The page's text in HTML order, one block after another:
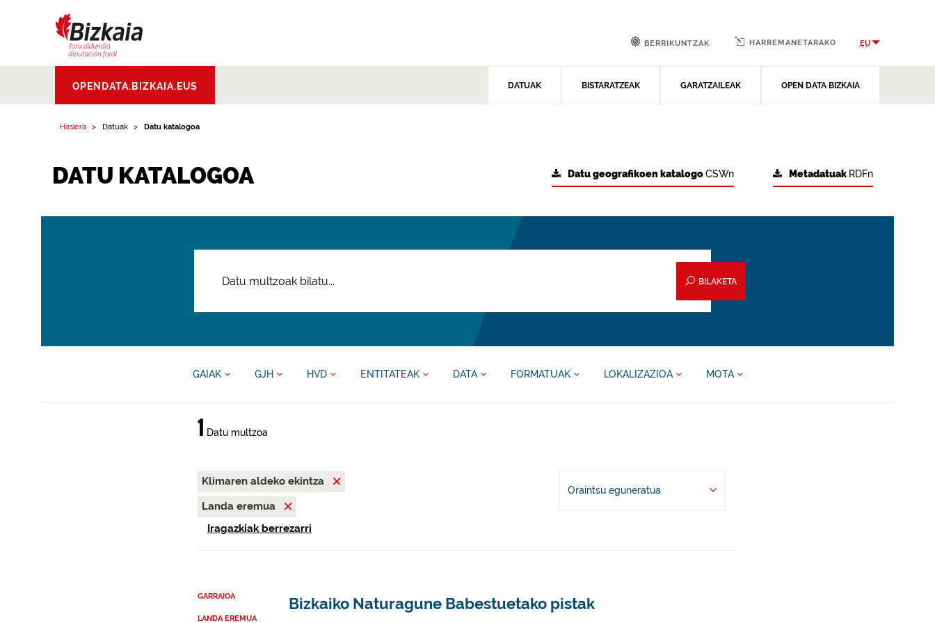
Aldundia.Diputacion
Foral de Bizkaia
OPENDATA.BIZKAIA.EUS DATUAK BISTARATZEAK GARATZAILEAK OPEN DATA BIZKAIA
BERRIKUNTZAK HARREMANETARAKO EU
Hasiera Datuak Datu katalogoa
DATU KATALOGOA Metadatuak RDFn
Datu geografikoen katalogoCSWn
BILAKETA
GAIAK GJH HVD ENTITATEAK DATA FORMATUAK LOKALIZAZIOA MOTA
1 Datu multzoa
Klimaren aldeko ekintza
Landa eremua
Iragazkiak berrezarri
Oraintsu eguneratua
GARRAIOA
LANDA EREMUA
Bizkaiko Naturagune Babestuetako pistak